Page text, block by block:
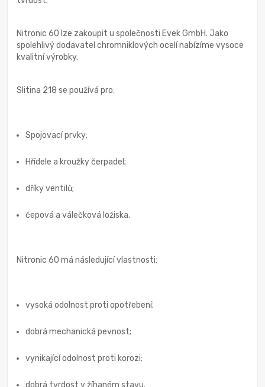
Nitronic 60 lze zakoupit u společnosti Evek GmbH. Jako
spolehlivý dodavatel chromniklových ocelí nabízíme vysoce
kvalitní výrobky.
Slitina 218 se používá pro:
Spojovací prvky;
Hřídele a kroužky čerpadel;
dříky ventilů;
čepová a válečková ložiska.
Nitronic 60 má následující vlastnosti:
vysoká odolnost proti opotřebení;
dobrá mechanická pevnost;
vynikající odolnost proti korozi;